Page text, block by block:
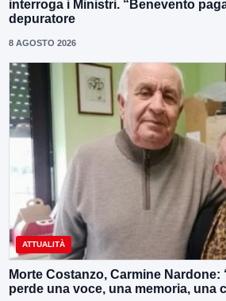
interroga i Ministri. “Benevento
depuratore
8 AGOSTO 2026
ATTUALITÀ
Morte Costanzo, Carmine Nardone:
perde una voce, una memoria, una